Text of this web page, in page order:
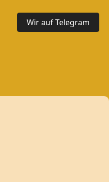
Wir auf Telegram